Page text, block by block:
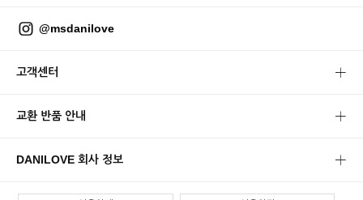
@msdanilove
고객센터
교환 반품 안내
DANILOVE 회사 정보